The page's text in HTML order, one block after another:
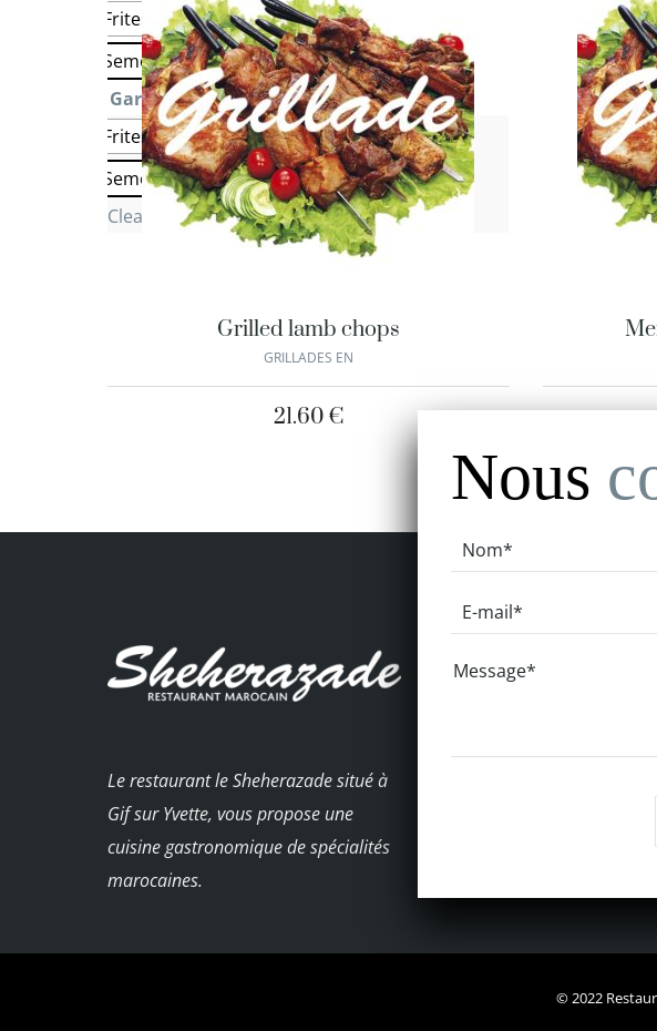
Frites
Salade Marocaine
Salade verte
Semoule
Garniture 2: Semoule
Frites
Salade Marocaine
Salade verte
Semoule
Clear
Grilled lamb chops
GRILLADES EN
21.60 €
Le restaurant le Sheherazade situé à
Gif sur Yvette, vous propose une
cuisine gastronomique de spécialités
marocaines.
Nous
© 2022